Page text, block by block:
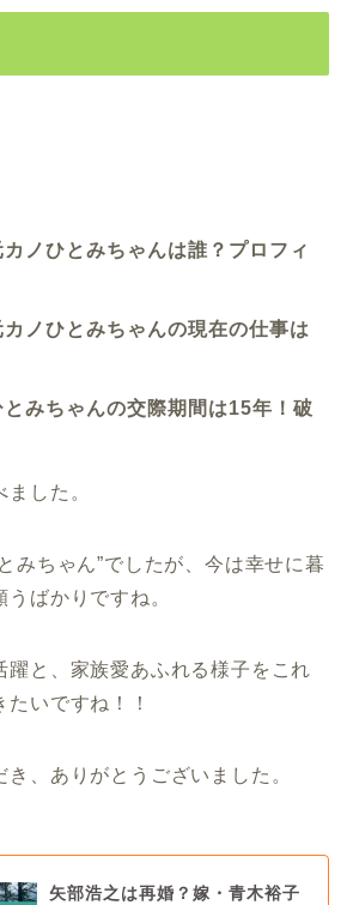
ノひとみちゃんは誰？プロフィ
ノひとみちゃんの現在の仕事は
みちゃんの交際期間は15年！破
した。
みちゃん”でしたが、今は幸せに暮
ばかりですね。
躍と、家族愛あふれる様子をこれ
いですね！！
、ありがとうございました。
矢部浩之は再婚？嫁・青木裕子